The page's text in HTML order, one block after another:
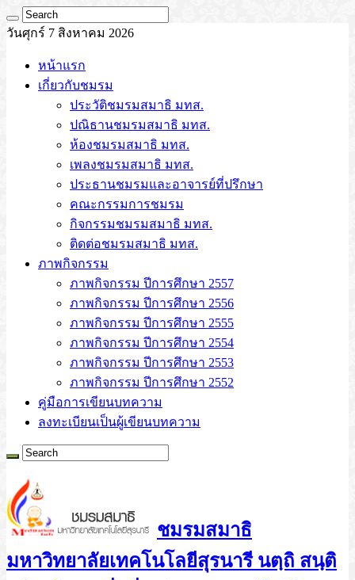
วันศุกร์ 7 สิงหาคม 2026
หน้าแรก
เกี่ยวกับชมรม
ประวัติชมรมสมาธิ มทส.
ปณิธานชมรมสมาธิ มทส.
ห้องชมรมสมาธิ มทส.
เพลงชมรมสมาธิ มทส.
ประธานชมรมและอาจารย์ที่ปรึกษา
คณะกรรมการชมรม
กิจกรรมชมรมสมาธิ มทส.
ติดต่อชมรมสมาธิ มทส.
ภาพกิจกรรม
ภาพกิจกรรม ปีการศึกษา 2557
ภาพกิจกรรม ปีการศึกษา 2556
ภาพกิจกรรม ปีการศึกษา 2555
ภาพกิจกรรม ปีการศึกษา 2554
ภาพกิจกรรม ปีการศึกษา 2553
ภาพกิจกรรม ปีการศึกษา 2552
คู่มือการเขียนบทความ
ลงทะเบียนเป็นผู้เขียนบทความ
ชมรมสมาธิ
มหาวิทยาลัยเทคโนโลยีสุรนารี นตฺถิ สนฺติ